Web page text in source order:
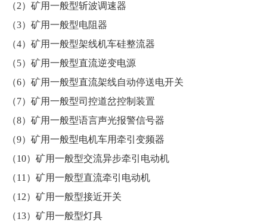
（2）矿用一般型斩波调速器
（3）矿用一般型电阻器
（4）矿用一般型架线机车硅整流器
（5）矿用一般型直流逆变电源
（6）矿用一般型直流架线自动停送电开关
（7）矿用一般型司控道岔控制装置
（8）矿用一般型语言声光报警信号器
（9）矿用一般型电机车用牵引变频器
（10）矿用一般型交流异步牵引电动机
（11）矿用一般型直流牵引电动机
（12）矿用一般型接近开关
（13）矿用一般型灯具